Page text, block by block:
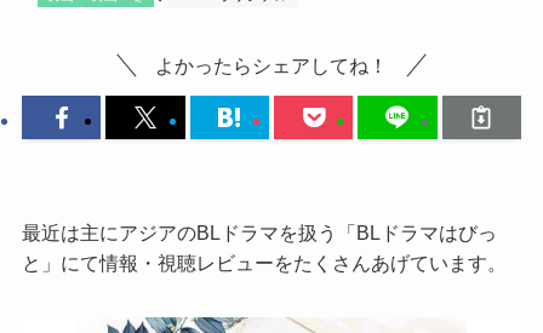
よかったらシェアしてね！
最近は主にアジアのBLドラマを扱う「BLドラマはびっ
と」にて情報・視聴レビューをたくさんあげています。